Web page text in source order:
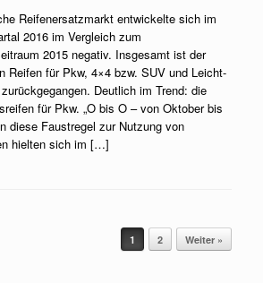
Reifenersatzmarkt entwickelte sich im
2016 im Vergleich zum
2015 negativ. Insgesamt ist der
Reifen für Pkw, 4×4 bzw. SUV und Leicht-
Deutlich im Trend: die
für Pkw. „O bis O – von Oktober bis
diese Faustregel zur Nutzung von
hielten sich im […]
1 2 Weiter »